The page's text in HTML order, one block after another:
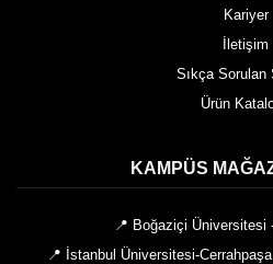
Kariyer
İletişim
Sıkça Sorulan
Ürün
KAMPÜS
📍 Boğaziçi Üniversitesi
📍 İstanbul Üniversitesi-